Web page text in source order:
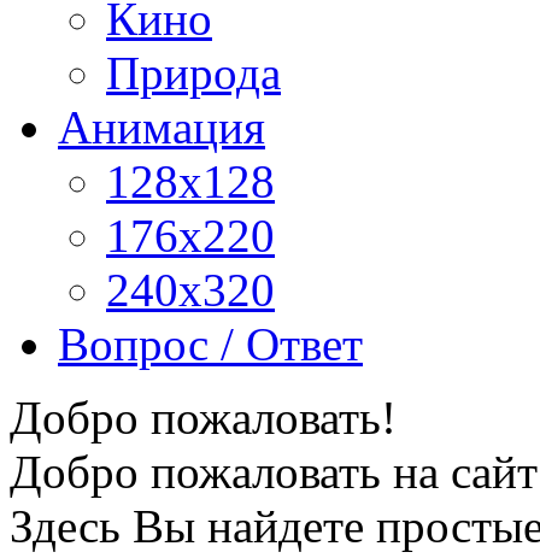
Кино
Природа
Анимация
128x128
176x220
240x320
Вопрос / Ответ
Добро пожаловать!
Добро пожаловать на
Здесь Вы найдете